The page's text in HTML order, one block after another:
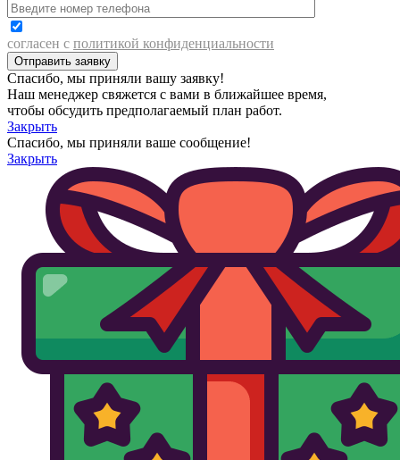
согласен с политикой конфиденциальности
Спасибо, мы приняли вашу заявку!
Наш менеджер свяжется с вами в ближайшее время,
чтобы обсудить предполагаемый план работ.
Закрыть
Спасибо, мы приняли ваше сообщение!
Закрыть